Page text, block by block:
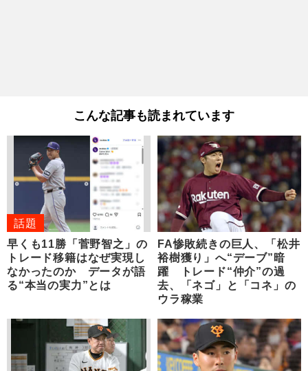
こんな記事も読まれています
話題
早くも11勝「菅野智之」の
トレード移籍はなぜ実現し
なかったのか データが語
る“本当の実力”とは
FA惨敗続きの巨人、「松井
裕樹獲り」へ“デーブ”暗
躍 トレード“仲介”の過
去、「ネゴ」と「コネ」の
ウラ稼業